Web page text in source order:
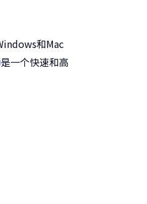
和Mac
是一个快速和高